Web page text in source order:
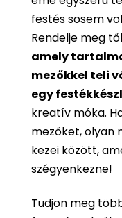
festés sosem
Rendelje meg
amely
mezőkkel teli
egy
kreatív móka.
mezőket, olyan
kezei között,
szégyenkezne!
Tudjon meg